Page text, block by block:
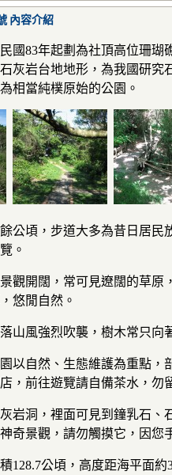
內容介紹
國83年起劃為社頂高位珊瑚
灰岩台地地形，為我國研
相當純樸原始的公園。
公頃，步道大多為昔日居
。
觀開闊，常可見遼闊的草
悠閒自然。
山風強烈吹襲，樹木常只向
以自然、生態維護為重點
，前往遊覽請自備茶水，勿
岩洞，裡面可見到鐘乳石
奇景觀，請勿觸摸它，因您
128.7公頃，高度距海平面